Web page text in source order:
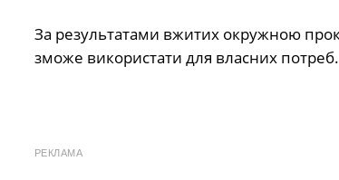
За результатами вжитих окружною
зможе використати для власних потреб.
РЕКЛАМА